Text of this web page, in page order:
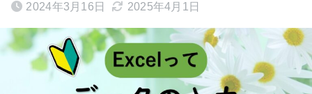
2024年3月16日 2025年4月1日